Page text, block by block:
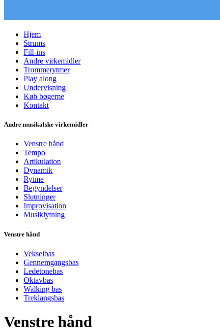
Hjem
Strums
Fill-ins
Andre virkemidler
Trommerytmer
Play along
Undervisning
Køb bøgerne
Kontakt
Andre musikalske virkemidler
Venstre hånd
Tempo
Artikulation
Dynamik
Rytme
Begyndelser
Slutninger
Improvisation
Musiklytning
Venstre hånd
Vekselbas
Gennemgangsbas
Ledetonebas
Oktavbas
Walking bas
Treklangsbas
Venstre hånd